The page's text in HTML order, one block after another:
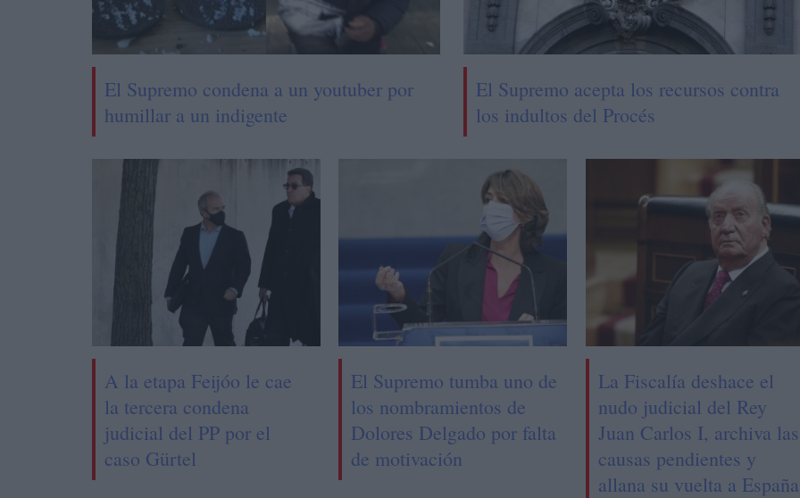
El Supremo condena a un youtuber por
humillar a un indigente
El Supremo acepta los recursos contra
los indultos del Procés
A la etapa Feijóo le cae
la tercera condena
judicial del PP por el
caso Gürtel
El Supremo tumba uno de
los nombramientos de
Dolores Delgado por falta
de motivación
La Fiscalía deshace el
nudo judicial del Rey
Juan Carlos I, archiva las
causas pendientes y
allana su vuelta a España